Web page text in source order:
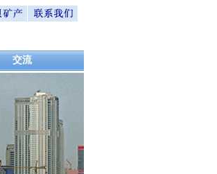
交流